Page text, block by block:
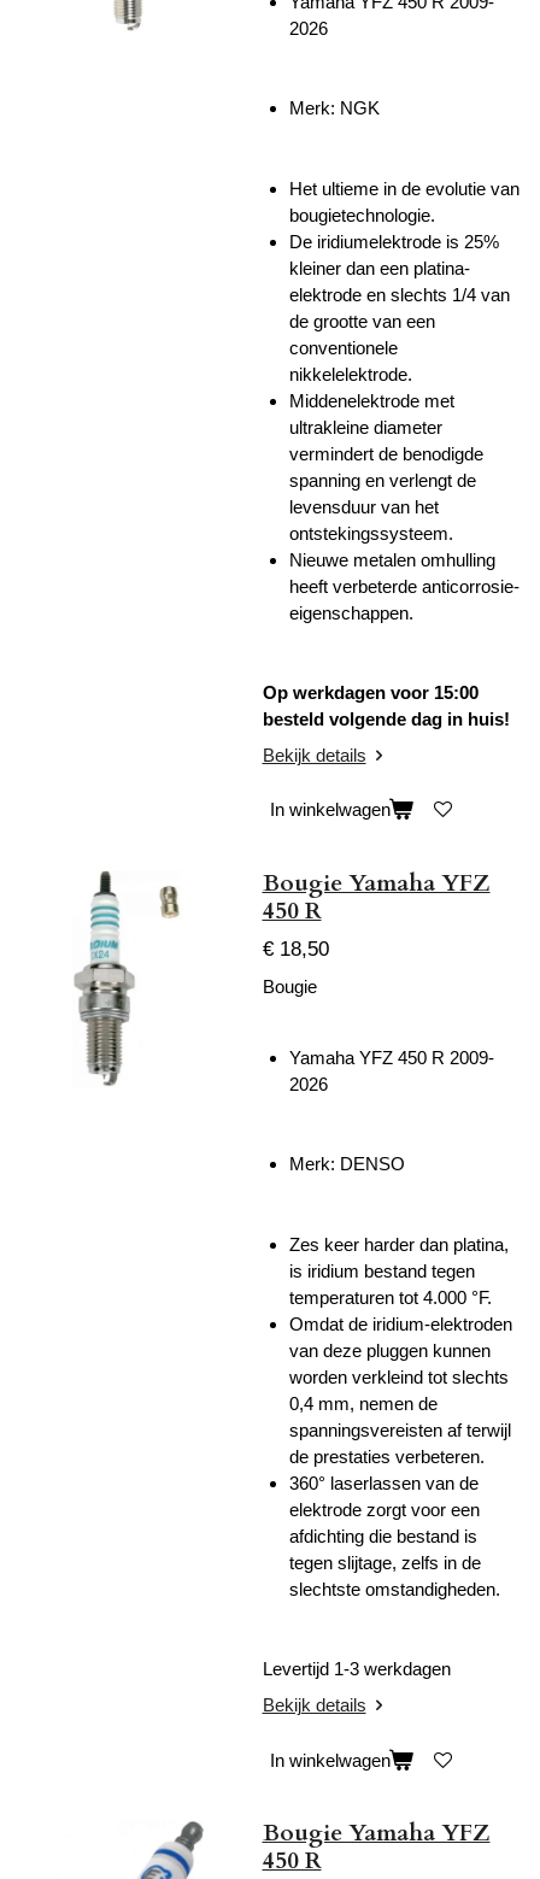
2026
Merk: NGK
Het ultieme in de evolutie van
bougietechnologie.
De iridiumelektrode is 25%
kleiner dan een platina-
elektrode en slechts 1/4 van
de grootte van een
conventionele
nikkelelektrode.
Middenelektrode met
ultrakleine diameter
vermindert de benodigde
spanning en verlengt de
levensduur van het
ontstekingssysteem.
Nieuwe metalen omhulling
heeft verbeterde anticorrosie-
eigenschappen.
Op werkdagen voor 15:00
besteld volgende dag in huis!
Bekijk details
In winkelwagen
Bougie Yamaha YFZ
450 R
€ 18,50
Bougie
Yamaha YFZ 450 R 2009-
2026
Merk: DENSO
Zes keer harder dan platina,
is iridium bestand tegen
temperaturen tot 4.000 °F.
Omdat de iridium-elektroden
van deze pluggen kunnen
worden verkleind tot slechts
0,4 mm, nemen de
spanningsvereisten af ​​terwijl
de prestaties verbeteren.
360° laserlassen van de
elektrode zorgt voor een
afdichting die bestand is
tegen slijtage, zelfs in de
slechtste omstandigheden.
Levertijd 1-3 werkdagen
Bekijk details
In winkelwagen
Bougie Yamaha YFZ
450 R